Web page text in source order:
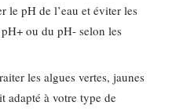
le pH de l’eau et éviter les
ou du pH- selon les
les algues vertes, jaunes
adapté à votre type de